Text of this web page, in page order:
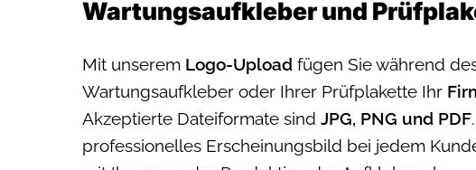
Wartungsaufkleber und
Mit unserem Logo-Upload fügen Sie während
Wartungsaufkleber oder Ihrer Prüfplakette Ihr
Akzeptierte Dateiformate sind JPG, PNG und PDF
professionelles Erscheinungsbild bei jedem